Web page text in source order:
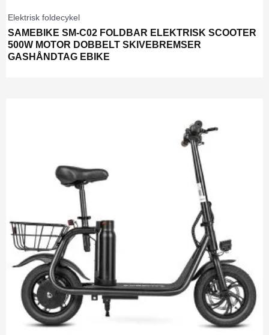
Elektrisk foldecykel
SAMEBIKE SM-C02 FOLDBAR ELEKTRISK SCOOTER
500W MOTOR DOBBELT SKIVEBREMSER
GASHÅNDTAG EBIKE